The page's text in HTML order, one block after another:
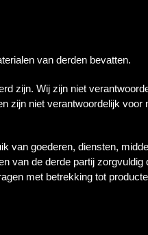
van derden bevatten.
zijn. Wij zijn niet
zijn niet verantwoordelijk voor
van goederen, diensten,
van de derde partij zorgvuldig
met betrekking tot